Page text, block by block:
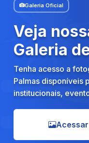
Galeria Oficial
Veja
Galeria
Tenha acesso a
Palmas disponíveis
institucionais,